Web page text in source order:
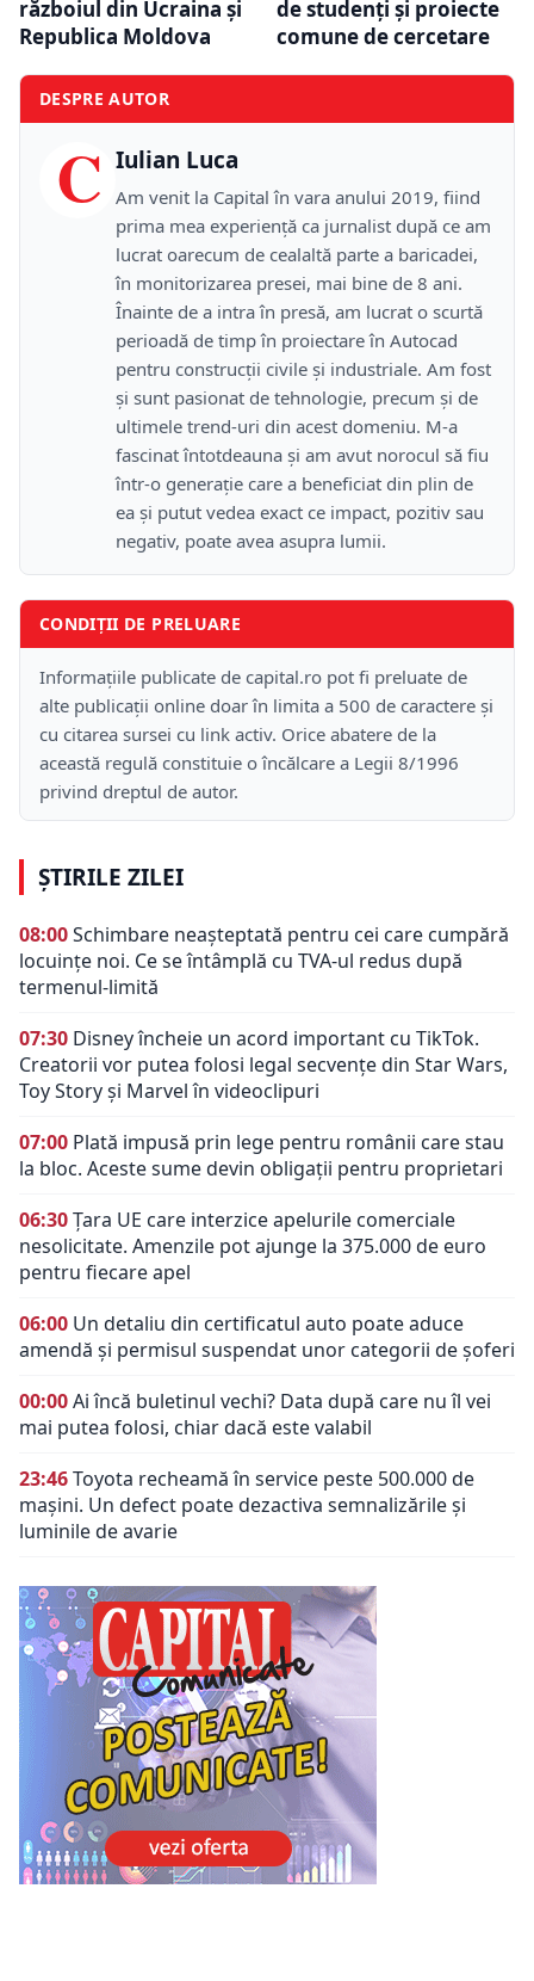
războiul din Ucraina și
Republica Moldova
de studenți și proiecte
comune de cercetare
DESPRE AUTOR
C Iulian Luca
Am venit la Capital în vara anului 2019, fiind
prima mea experiență ca jurnalist după ce am
lucrat oarecum de cealaltă parte a baricadei,
în monitorizarea presei, mai bine de 8 ani.
Înainte de a intra în presă, am lucrat o scurtă
perioadă de timp în proiectare în Autocad
pentru construcții civile și industriale. Am fost
și sunt pasionat de tehnologie, precum și de
ultimele trend-uri din acest domeniu. M-a
fascinat întotdeauna și am avut norocul să fiu
într-o generație care a beneficiat din plin de
ea și putut vedea exact ce impact, pozitiv sau
negativ, poate avea asupra lumii.
CONDIȚII DE PRELUARE
Informațiile publicate de capital.ro pot fi preluate de
alte publicații online doar în limita a 500 de caractere și
cu citarea sursei cu link activ. Orice abatere de la
această regulă constituie o încălcare a Legii 8/1996
privind dreptul de autor.
ȘTIRILE ZILEI
08:00Schimbare neașteptată pentru cei care cumpără
locuințe noi. Ce se întâmplă cu TVA-ul redus după
termenul-limită
07:30 Disney încheie un acord important cu TikTok.
Creatorii vor putea folosi legal secvențe din Star Wars,
Toy Story și Marvel în videoclipuri
07:00 Plată impusă prin lege pentru românii care stau
la bloc. Aceste sume devin obligații pentru proprietari
06:30Țara UE care interzice apelurile comerciale
nesolicitate. Amenzile pot ajunge la 375.000 de euro
pentru fiecare apel
06:00 Un detaliu din certificatul auto poate aduce
amendă și permisul suspendat unor categorii de șoferi
00:00Ai încă buletinul vechi? Data după care nu îl vei
mai putea folosi, chiar dacă este valabil
23:46Toyota recheamă în service peste 500.000 de
mașini. Un defect poate dezactiva semnalizările și
luminile de avarie